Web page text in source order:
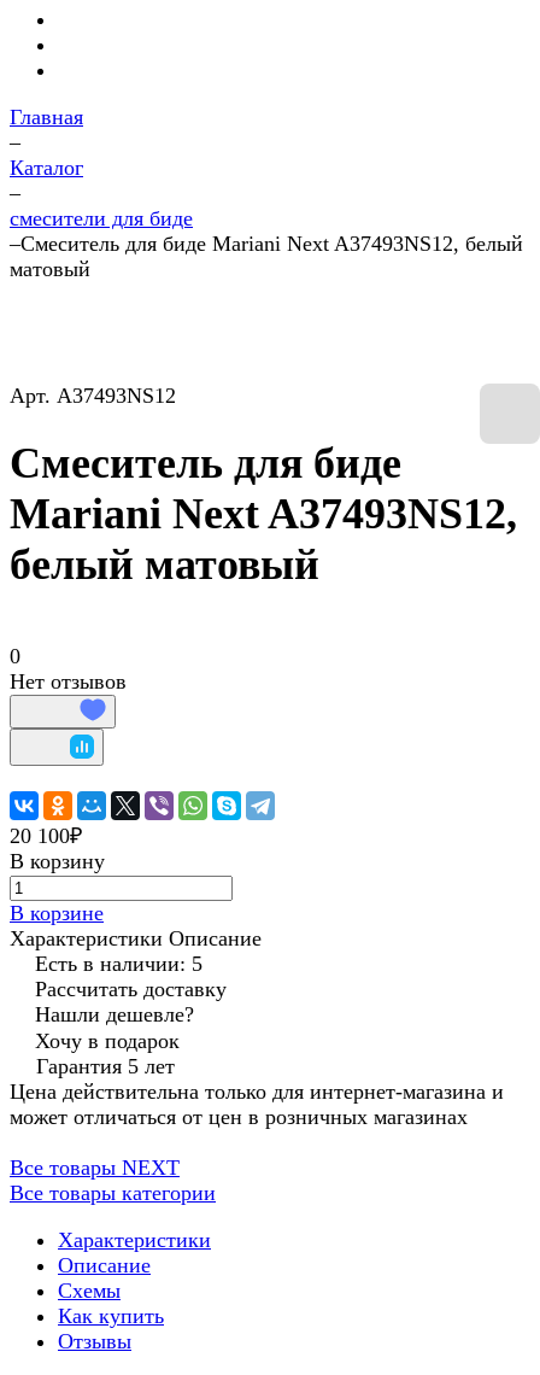
Главная
–
Каталог
–
смесители для биде
–Смеситель для биде Mariani Next A37493NS12, белый
матовый
Арт. A37493NS12
Смеситель для биде
Mariani Next A37493NS12,
белый матовый
0
Нет отзывов
20 100₽
В корзину
В корзине
Характеристики Описание
Есть в наличии: 5
Рассчитать доставку
Нашли дешевле?
Хочу в подарок
Гарантия 5 лет
Цена действительна только для интернет-магазина и
может отличаться от цен в розничных магазинах
Все товары NEXT
Все товары категории
Характеристики
Описание
Схемы
Как купить
Отзывы